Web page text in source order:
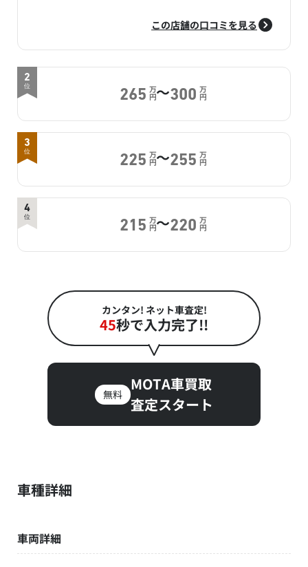
この店舗の口コミを見る
2
位
265 万
円～300 万
円
3
位
225 万
円～255 万
円
4
位
215 万
円～220 万
円
カンタン! ネット車査定!
45秒で入力完了!!
無料
MOTA車買取
査定スタート
車種詳細
車両詳細